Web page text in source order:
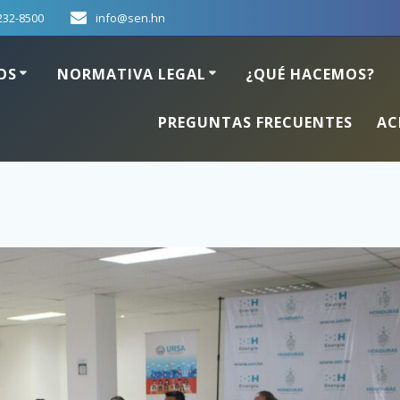
8500 info@sen.hn
NORMATIVA LEGAL ¿QUÉ HACEMOS?
PREGUNTAS FRECUENTES